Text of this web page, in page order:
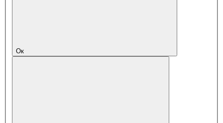
Ок